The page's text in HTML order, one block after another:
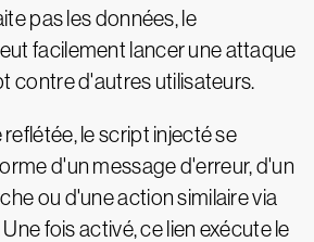
pas les données, le
facilement lancer une attaque
contre d'autres utilisateurs.
le script injecté se
d'un message d'erreur, d'un
ou d'une action similaire via
fois activé, ce lien exécute le